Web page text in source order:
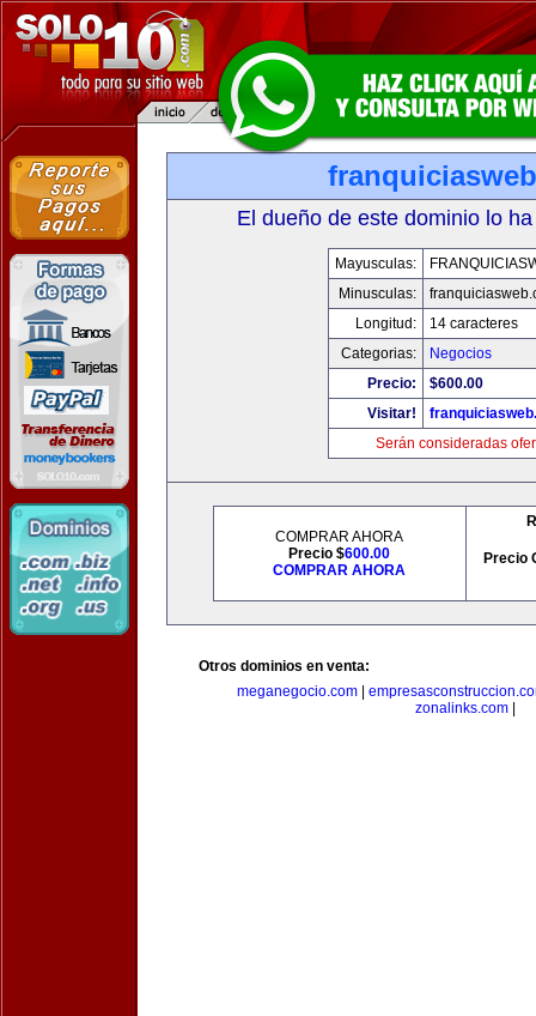
El dueño de este dominio lo
Mayusculas:
Minusculas:
Longitud:
14 caracteres
Categorias:
Negocios
Precio:
$600.00
Visitar!
Serán consideradas
COMPRAR AHORA
Precio $600.00
COMPRAR AHORA
Precio
Otros dominios en venta:
meganegocio.com|
zonalinks.com